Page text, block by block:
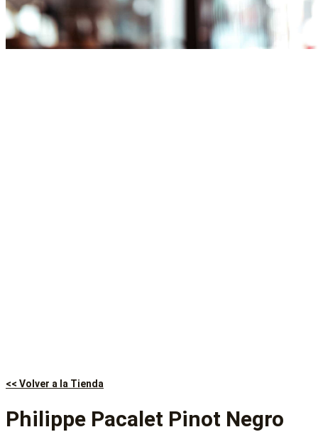
<< Volver a la Tienda
Philippe Pacalet Pinot Negro